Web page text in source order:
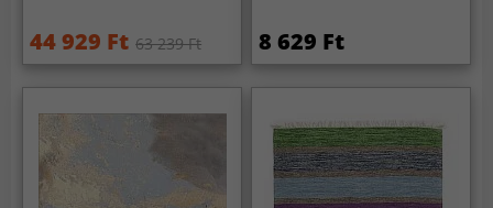
44 929 Ft 63 239 Ft 8 629 Ft